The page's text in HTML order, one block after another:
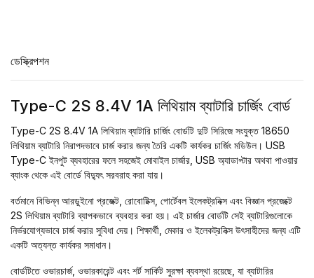
ডেস্ক্রিপশন
Type-C 2S 8.4V 1A লিথিয়াম ব্যাটারি চার্জিং বোর্ড
Type-C 2S 8.4V 1A লিথিয়াম ব্যাটারি চার্জিং বোর্ডটি দুটি সিরিজে সংযুক্ত 18650
লিথিয়াম ব্যাটারি নিরাপদভাবে চার্জ করার জন্য তৈরি একটি কার্যকর চার্জিং মডিউল। USB
Type-C ইনপুট ব্যবহারের ফলে সহজেই মোবাইল চার্জার, USB অ্যাডাপ্টার অথবা পাওয়ার
ব্যাংক থেকে এই বোর্ডে বিদ্যুৎ সরবরাহ করা যায়।
বর্তমানে বিভিন্ন আরডুইনো প্রজেক্ট, রোবোটিক্স, পোর্টেবল ইলেকট্রনিক্স এবং বিজ্ঞান প্রজেক্টে
2S লিথিয়াম ব্যাটারি ব্যাপকভাবে ব্যবহার করা হয়। এই চার্জার বোর্ডটি সেই ব্যাটারিগুলোকে
নির্ভরযোগ্যভাবে চার্জ করার সুবিধা দেয়। শিক্ষার্থী, মেকার ও ইলেকট্রনিক্স উৎসাহীদের জন্য এটি
একটি অত্যন্ত কার্যকর সমাধান।
বোর্ডটিতে ওভারচার্জ, ওভারকারেন্ট এবং শর্ট সার্কিট সুরক্ষা ব্যবস্থা রয়েছে, যা ব্যাটারির